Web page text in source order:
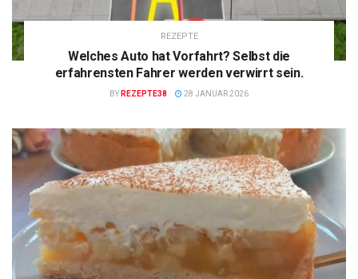
REZEPTE
Welches Auto hat Vorfahrt? Selbst die
erfahrensten Fahrer werden verwirrt sein.
BY REZEPTE38 28 JANUAR 2026